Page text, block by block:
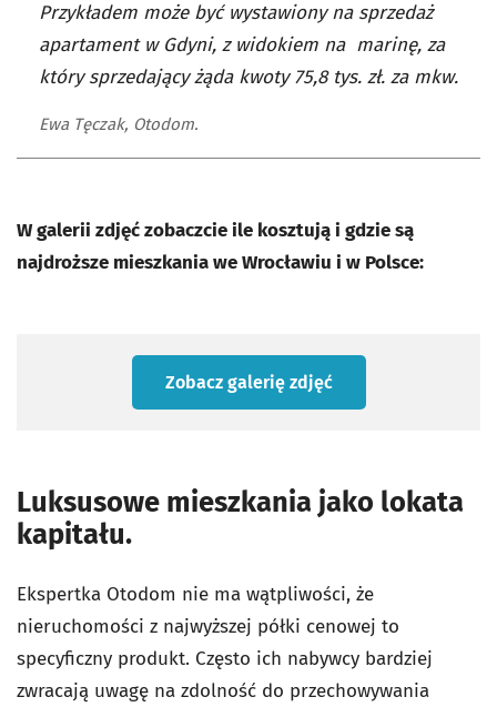
Przykładem może być wystawiony na sprzedaż
apartament w Gdyni, z widokiem na marinę, za
który sprzedający żąda kwoty 75,8 tys. zł. za mkw.
Ewa Tęczak, Otodom.
W galerii zdjęć zobaczcie ile kosztują i gdzie są
najdroższe mieszkania we Wrocławiu i w Polsce:
Zobacz galerię zdjęć
Luksusowe mieszkania jako lokata
kapitału.
Ekspertka Otodom nie ma wątpliwości, że
nieruchomości z najwyższej półki cenowej to
specyficzny produkt. Często ich nabywcy bardziej
zwracają uwagę na zdolność do przechowywania